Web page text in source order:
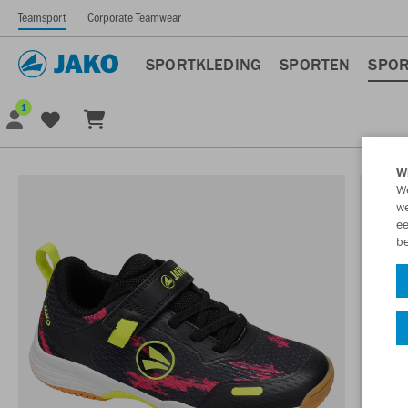
Teamsport Corporate Teamwear
SPORTKLEDING SPORTEN
1